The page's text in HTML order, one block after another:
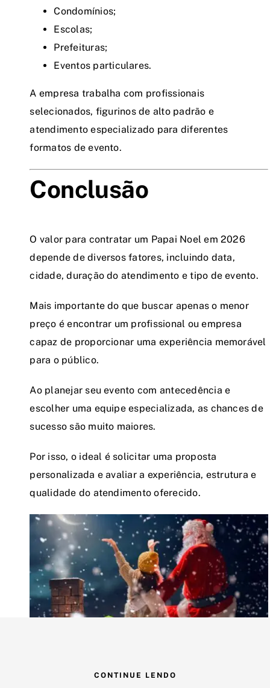
Condomínios;
Escolas;
Prefeituras;
Eventos particulares.
A empresa trabalha com profissionais
selecionados, figurinos de alto padrão e
atendimento especializado para diferentes
formatos de evento.
Conclusão
O valor para contratar um Papai Noel em 2026
depende de diversos fatores, incluindo data,
cidade, duração do atendimento e tipo de evento.
Mais importante do que buscar apenas o menor
preço é encontrar um profissional ou empresa
capaz de proporcionar uma experiência memorável
para o público.
Ao planejar seu evento com antecedência e
escolher uma equipe especializada, as chances de
sucesso são muito maiores.
Por isso, o ideal é solicitar uma proposta
personalizada e avaliar a experiência, estrutura e
qualidade do atendimento oferecido.
CONTINUE LENDO